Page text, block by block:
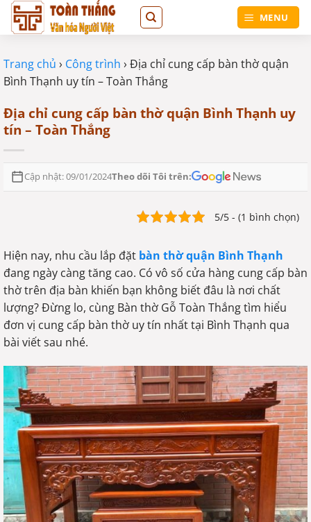
Bỏ
qua
dung
MENU
Trang chủ › Công trình › Địa chỉ cung cấp bàn thờ quận
Bình Thạnh uy tín – Toàn Thắng
Địa chỉ cung cấp bàn thờ quận Bình Thạnh uy
tín – Toàn Thắng
Cập nhật: 09/01/2024Theo dõi Tôi trên:
5/5 - (1 bình chọn)
Hiện nay, nhu cầu lắp đặt bàn thờ quận Bình Thạnh
đang ngày càng tăng cao. Có vô số cửa hàng cung cấp bàn
thờ trên địa bàn khiến bạn không biết đâu là nơi chất
lượng? Đừng lo, cùng Bàn thờ Gỗ Toàn Thắng tìm hiểu
đơn vị cung cấp bàn thờ uy tín nhất tại Bình Thạnh qua
bài viết sau nhé.